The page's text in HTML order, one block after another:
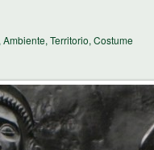
Territorio, Costume